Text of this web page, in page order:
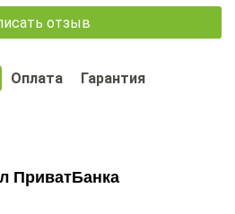
отзыв
Оплата Гарантия
ПриватБанка